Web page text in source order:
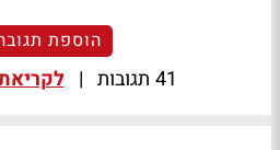
הוספת
41 תגובות |